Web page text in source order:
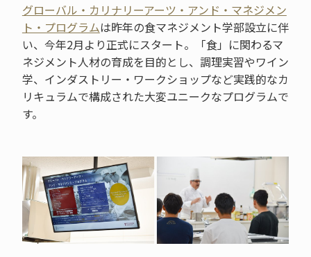
グローバル・カリナリーアーツ・アンド・マネジメン
ト・プログラムは昨年の食マネジメント学部設立に伴
い、今年2月より正式にスタート。「食」に関わるマ
ネジメント人材の育成を目的とし、調理実習やワイン
学、インダストリー・ワークショップなど実践的なカ
リキュラムで構成された大変ユニークなプログラムで
す。